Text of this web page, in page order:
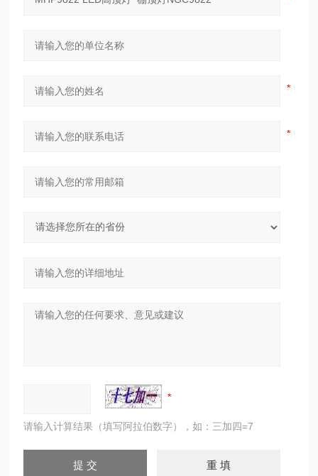
请输入计算结果（填写阿拉伯数字），如：三加四=7